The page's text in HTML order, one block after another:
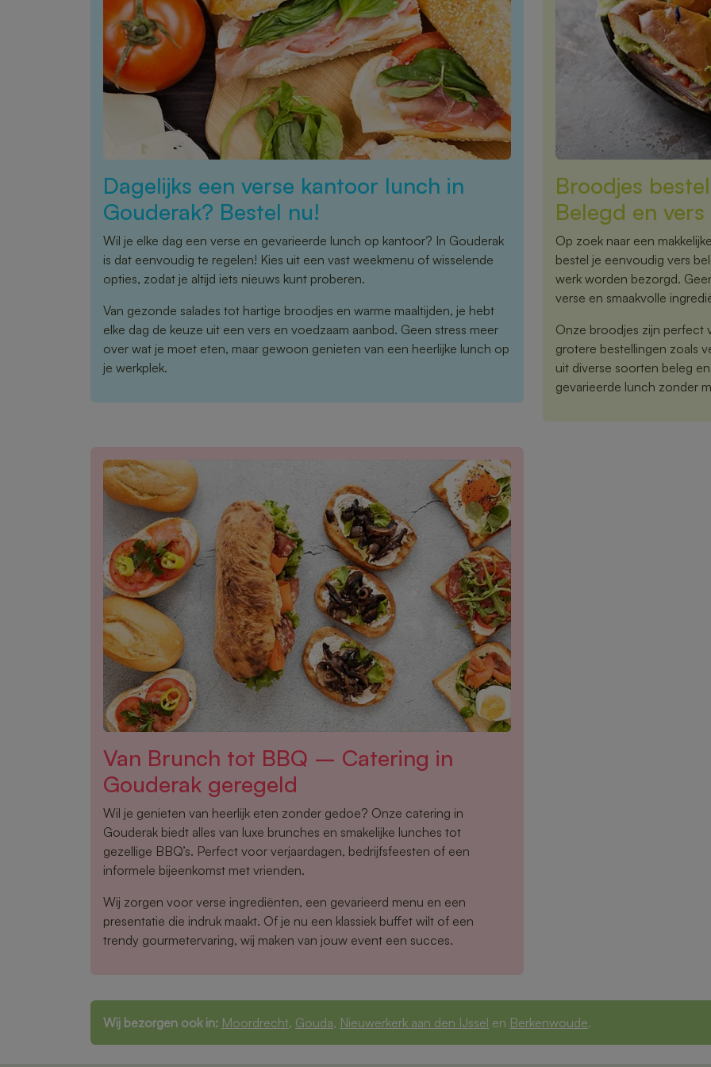
Dagelijks een verse kantoor lunch in
Gouderak? Bestel nu!
Wil je elke dag een verse en gevarieerde lunch op kantoor? In Gouderak
is dat eenvoudig te regelen! Kies uit een vast weekmenu of wisselende
opties, zodat je altijd iets nieuws kunt proberen.
Van gezonde salades tot hartige broodjes en warme maaltijden, je hebt
elke dag de keuze uit een vers en voedzaam aanbod. Geen stress meer
over wat je moet eten, maar gewoon genieten van een heerlijke lunch op
je werkplek.
Broodjes
Belegd en
Op zoek naar een
bestel je eenvoudig vers
werk worden bezorgd.
verse en smaakvolle
Onze broodjes zijn perfect
grotere bestellingen zoals
uit diverse soorten beleg
gevarieerde lunch zonder
Van Brunch tot BBQ – Catering in
Gouderak geregeld
Wil je genieten van heerlijk eten zonder gedoe? Onze catering in
Gouderak biedt alles van luxe brunches en smakelijke lunches tot
gezellige BBQ’s. Perfect voor verjaardagen, bedrijfsfeesten of een
informele bijeenkomst met vrienden.
Wij zorgen voor verse ingrediënten, een gevarieerd menu en een
presentatie die indruk maakt. Of je nu een klassiek buffet wilt of een
trendy gourmetervaring, wij maken van jouw event een succes.
Wij bezorgen ook in: Moordrecht, Gouda, Nieuwerkerk aan den IJssel en Berkenwoude.